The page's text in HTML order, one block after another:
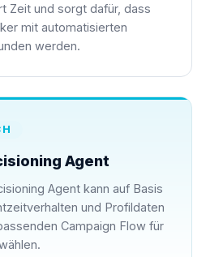
Zeit und sorgt dafür, dass
mit automatisierten
werden.
Agent
Agent kann auf Basis
und Profildaten
Campaign Flow für